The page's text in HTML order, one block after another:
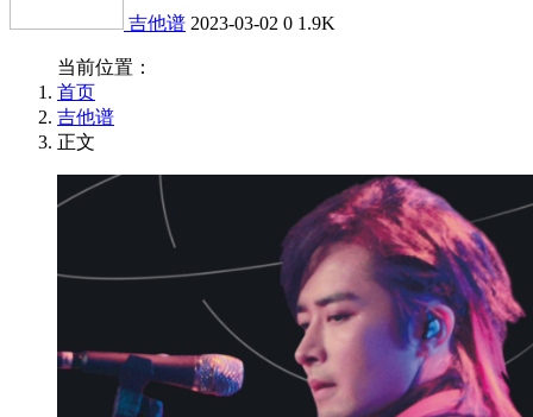
吉他谱 2023-03-02 0 1.9K
当前位置：
首页
吉他谱
正文